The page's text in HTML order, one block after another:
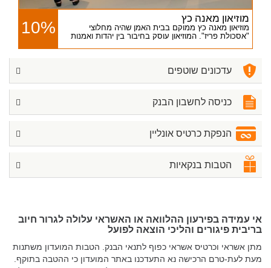
מוזיאון מאנה כץ
מוזיאון מאנה כץ ממוקם בבית האמן שהיה מחלוצי
"אסכולת פריז". המוזיאון עוסק בחיבור בין יהדות ואמנות
10%
עדכונים שוטפים
כניסה לחשבון הבנק
הנפקת כרטיס אונליין
הטבות בנקאיות
אי עמידה בפירעון ההלוואה או האשראי עלולה לגרור חיוב
בריבית פיגורים והליכי הוצאה לפועל
מתן אשראי וכרטיס אשראי כפוף לתנאי הבנק. הטבות המועדון משתנות
מעת לעת-טרם הרכישה נא התעדכנו באתר המועדון כי ההטבה בתוקף.